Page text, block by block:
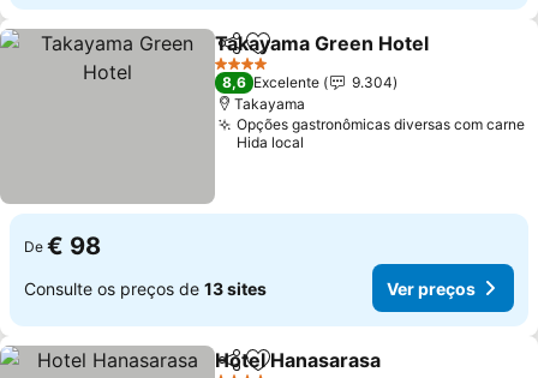
PartilharAdicionar aos favoritos
Takayama Green Hotel
4 Estrelas
8,6 Excelente
9.304
Takayama
Opções gastronômicas diversas com carne
Hida local
De € 98
Consulte os preços de 13 sites Ver preços
PartilharAdicionar aos favoritos
Hotel Hanasarasa